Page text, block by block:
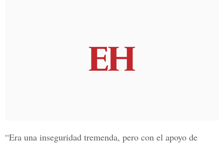
“Era una inseguridad tremenda, pero con el apoyo de